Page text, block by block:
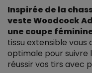
Inspirée de la
veste Woodcock
une coupe
tissu extensible
optimale pour suivre
réussir vos tirs avec